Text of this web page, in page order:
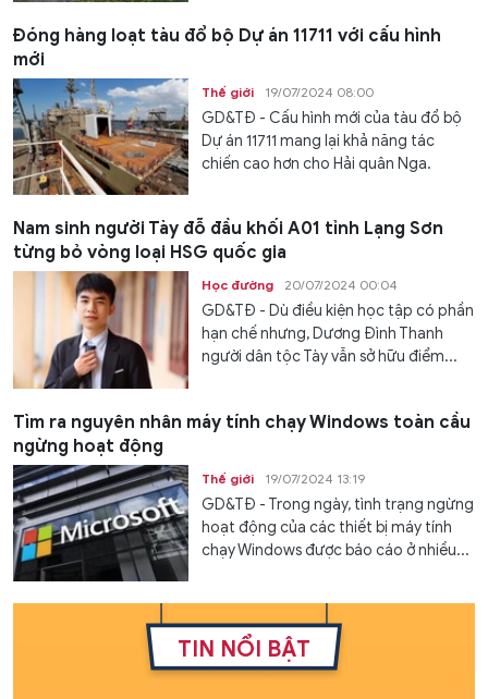
Đóng hàng loạt tàu đổ bộ Dự án 11711 với cấu hình
mới
Thế giới 19/07/2024 08:00
GD&TĐ - Cấu hình mới của tàu đổ bộ
Dự án 11711 mang lại khả năng tác
chiến cao hơn cho Hải quân Nga.
Nam sinh người Tày đỗ đầu khối A01 tỉnh Lạng Sơn
từng bỏ vòng loại HSG quốc gia
Học đường 20/07/2024 00:04
GD&TĐ - Dù điều kiện học tập có phần
hạn chế nhưng, Dương Đình Thanh
người dân tộc Tày vẫn sở hữu điểm...
Tìm ra nguyên nhân máy tính chạy Windows toàn cầu
ngừng hoạt động
Thế giới 19/07/2024 13:19
GD&TĐ - Trong ngày, tình trạng ngừng
hoạt động của các thiết bị máy tính
chạy Windows được báo cáo ở nhiều...
TIN NỔI BẬT